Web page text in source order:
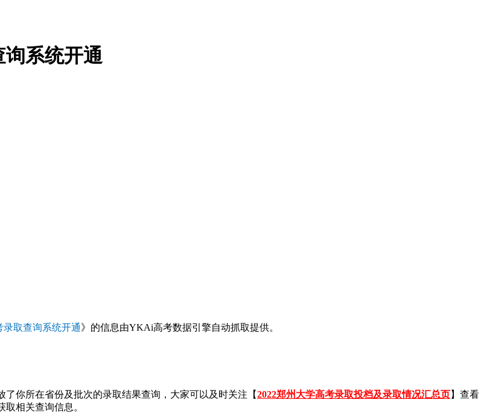
询系统开通
录取查询系统开通》的信息由YKAi高考数据引擎自动抓取提供。
你所在省份及批次的录取结果查询，大家可以及时关注【2022郑州大学高考录取投档及录取情况汇总页】查看
相关查询信息。